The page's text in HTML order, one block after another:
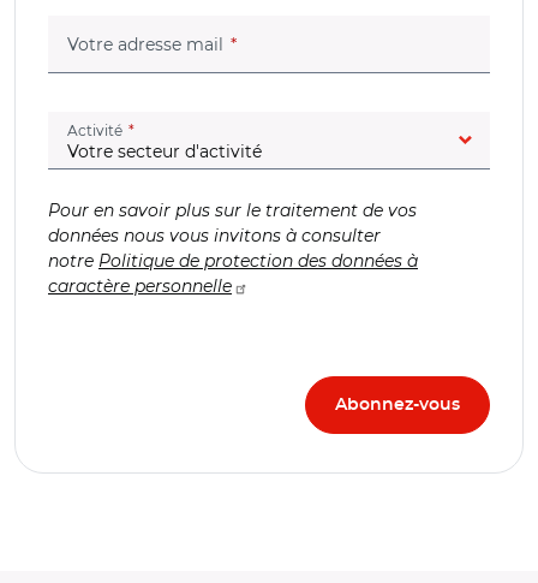
Votre adresse mail (champ obligatoire)
Activité (champ obligatoire)
Pour en savoir plus sur le traitement de vos
données nous vous invitons à consulter
notre Politique de protection des données à
caractère personnelle